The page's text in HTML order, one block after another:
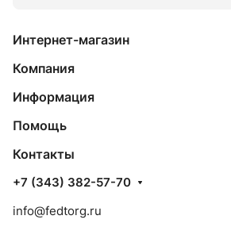
Интернет-магазин
Компания
Информация
Помощь
Контакты
+7 (343) 382-57-70
info@fedtorg.ru